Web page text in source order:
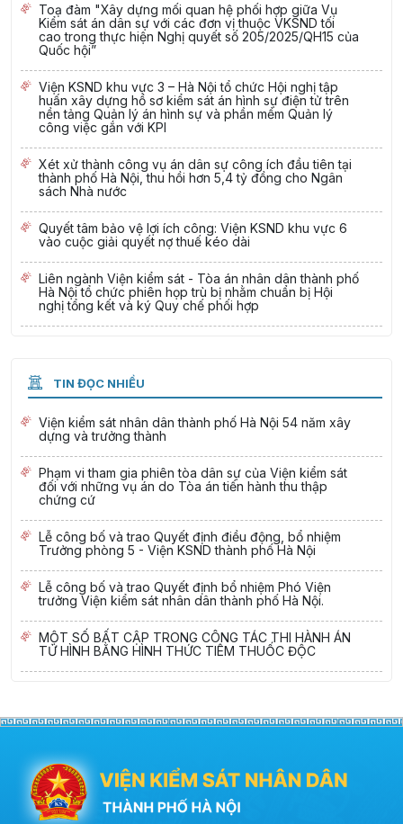
Toạ đàm "Xây dựng mối quan hệ phối hợp giữa Vụ
Kiểm sát án dân sự với các đơn vị thuộc VKSND tối
cao trong thực hiện Nghị quyết số 205/2025/QH15 của
Quốc hội”
Viện KSND khu vực 3 – Hà Nội tổ chức Hội nghị tập
huấn xây dựng hồ sơ kiểm sát án hình sự điện tử trên
nền tảng Quản lý án hình sự và phần mềm Quản lý
công việc gắn với KPI
Xét xử thành công vụ án dân sự công ích đầu tiên tại
thành phố Hà Nội, thu hồi hơn 5,4 tỷ đồng cho Ngân
sách Nhà nước
Quyết tâm bảo vệ lợi ích công: Viện KSND khu vực 6
vào cuộc giải quyết nợ thuế kéo dài
Liên ngành Viện kiểm sát - Tòa án nhân dân thành phố
Hà Nội tổ chức phiên họp trù bị nhằm chuẩn bị Hội
nghị tổng kết và ký Quy chế phối hợp
TIN ĐỌC NHIỀU
Viện kiểm sát nhân dân thành phố Hà Nội 54 năm xây
dựng và trưởng thành
Phạm vi tham gia phiên tòa dân sự của Viện kiểm sát
đối với những vụ án do Tòa án tiến hành thu thập
chứng cứ
Lễ công bố và trao Quyết định điều động, bổ nhiệm
Trưởng phòng 5 - Viện KSND thành phố Hà Nội
Lễ công bố và trao Quyết định bổ nhiệm Phó Viện
trưởng Viện kiểm sát nhân dân thành phố Hà Nội.
MỘT SỐ BẤT CẬP TRONG CÔNG TÁC THI HÀNH ÁN
TỬ HÌNH BẰNG HÌNH THỨC TIÊM THUỐC ĐỘC